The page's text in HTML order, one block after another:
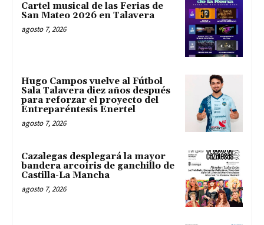
Cartel musical de las Ferias de
San Mateo 2026 en Talavera
agosto 7, 2026
Hugo Campos vuelve al Fútbol
Sala Talavera diez años después
para reforzar el proyecto del
Entreparéntesis Enertel
agosto 7, 2026
Cazalegas desplegará la mayor
bandera arcoíris de ganchillo de
Castilla-La Mancha
agosto 7, 2026